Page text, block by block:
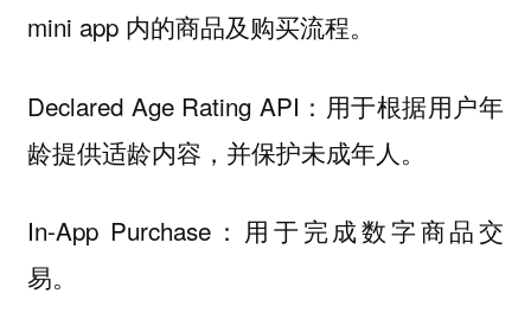
mini app 内的商品及购买流程。
Declared Age Rating API：用于根据用户年
龄提供适龄内容，并保护未成年人。
In-App Purchase：用于完成数字商品交
易。